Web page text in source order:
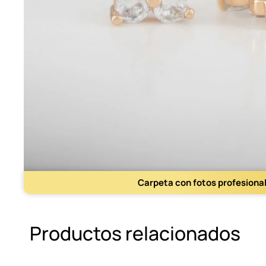
Carpeta con fotos
Productos relacionados